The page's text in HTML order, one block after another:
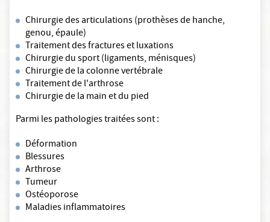
Chirurgie des articulations (prothèses de hanche,
genou, épaule)
Traitement des fractures et luxations
Chirurgie du sport (ligaments, ménisques)
Chirurgie de la colonne vertébrale
Traitement de l'arthrose
Chirurgie de la main et du pied
Parmi les pathologies traitées sont :
Déformation
Blessures
Arthrose
Tumeur
Ostéoporose
Maladies inflammatoires